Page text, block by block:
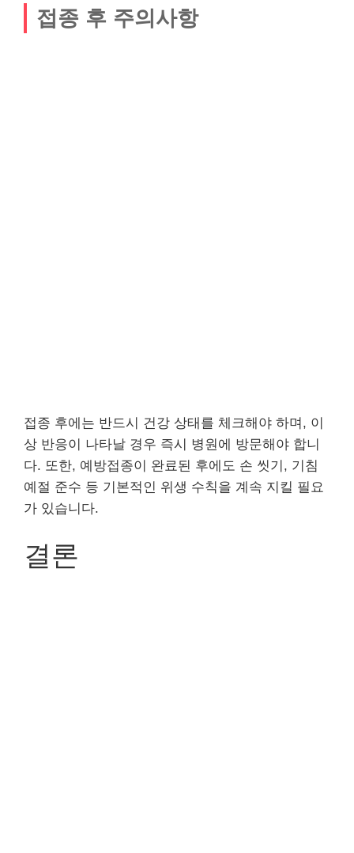
접종 후 주의사항
접종 후에는 반드시 건강 상태를 체크해야 하며, 이
상 반응이 나타날 경우 즉시 병원에 방문해야 합니
다. 또한, 예방접종이 완료된 후에도 손 씻기, 기침
예절 준수 등 기본적인 위생 수칙을 계속 지킬 필요
가 있습니다.
결론